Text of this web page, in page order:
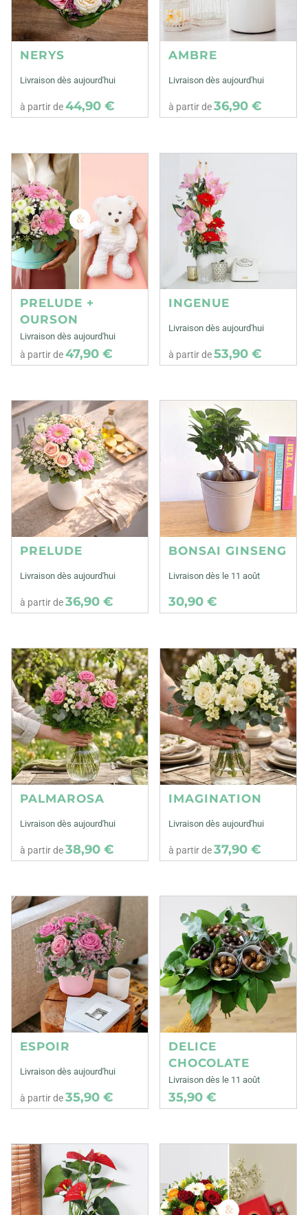
NERYS
Livraison dès aujourd'hui
à partir de44,90 €
AMBRE
Livraison dès aujourd'hui
à partir de36,90 €
PRELUDE +
OURSON
Livraison dès aujourd'hui
à partir de47,90 €
INGENUE
Livraison dès aujourd'hui
à partir de53,90 €
PRELUDE
Livraison dès aujourd'hui
à partir de36,90 €
BONSAI GINSENG
Livraison dès le 11 août
30,90 €
PALMAROSA
Livraison dès aujourd'hui
à partir de38,90 €
IMAGINATION
Livraison dès aujourd'hui
à partir de37,90 €
ESPOIR
Livraison dès aujourd'hui
à partir de35,90 €
DELICE
CHOCOLATE
Livraison dès le 11 août
35,90 €